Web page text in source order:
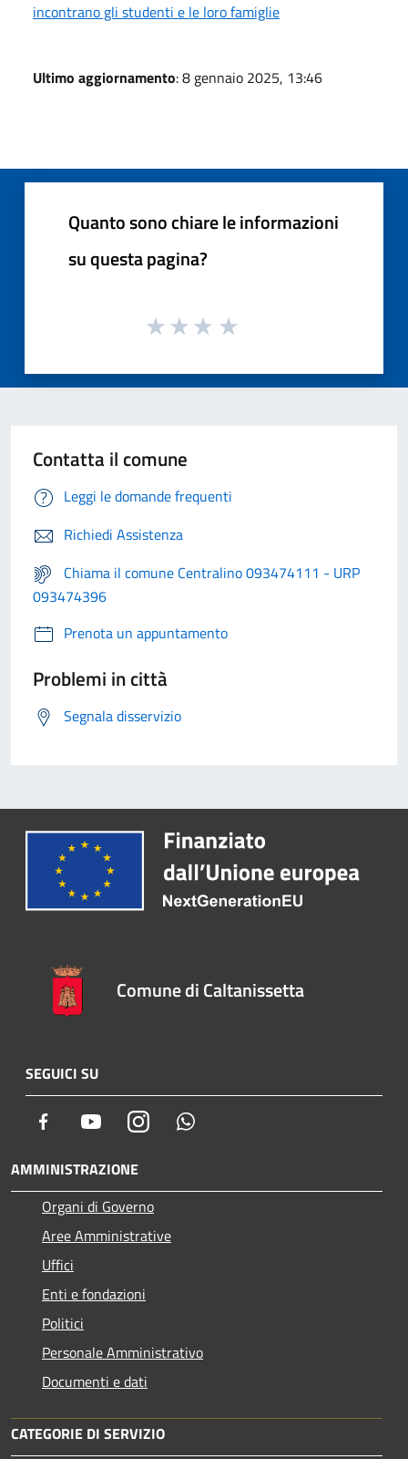
incontrano gli studenti e le loro famiglie
Ultimo aggiornamento: 8 gennaio 2025, 13:46
Quanto sono chiare le informazioni
su questa pagina?
Contatta il comune
Leggi le domande frequenti
Richiedi Assistenza
Chiama il comune Centralino 093474111 - URP
093474396
Prenota un appuntamento
Problemi in città
Segnala disservizio
Comune di Caltanissetta
SEGUICI SU
Facebook YoutubeInstagram
AMMINISTRAZIONE
Organi di Governo
Aree Amministrative
Uffici
Enti e fondazioni
Politici
Personale Amministrativo
Documenti e dati
CATEGORIE DI SERVIZIO